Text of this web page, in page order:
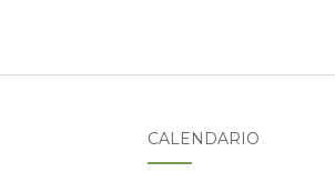
CALENDARIO